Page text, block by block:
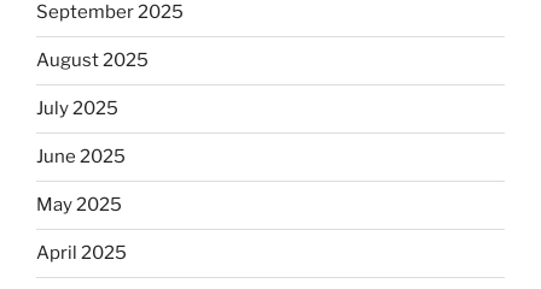
September 2025
August 2025
July 2025
June 2025
May 2025
April 2025